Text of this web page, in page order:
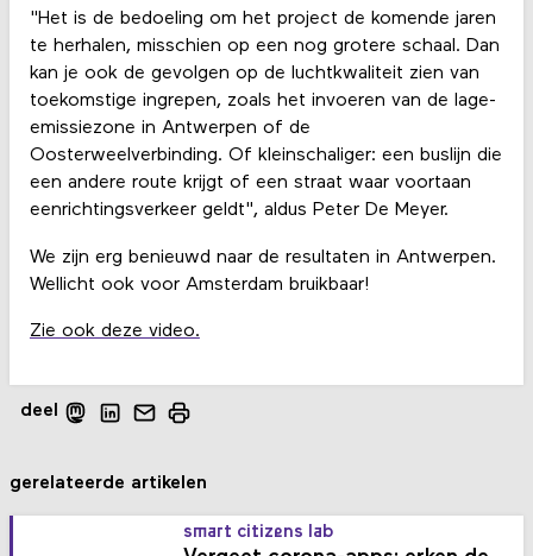
"Het is de bedoeling om het project de komende jaren
te herhalen, misschien op een nog grotere schaal. Dan
kan je ook de gevolgen op de luchtkwaliteit zien van
toekomstige ingrepen, zoals het invoeren van de lage-
emissiezone in Antwerpen of de
Oosterweelverbinding. Of kleinschaliger: een buslijn die
een andere route krijgt of een straat waar voortaan
eenrichtingsverkeer geldt", aldus Peter De Meyer.
We zijn erg benieuwd naar de resultaten in Antwerpen.
Wellicht ook voor Amsterdam bruikbaar!
Zie ook deze video.
deel
gerelateerde artikelen
smart citizens lab